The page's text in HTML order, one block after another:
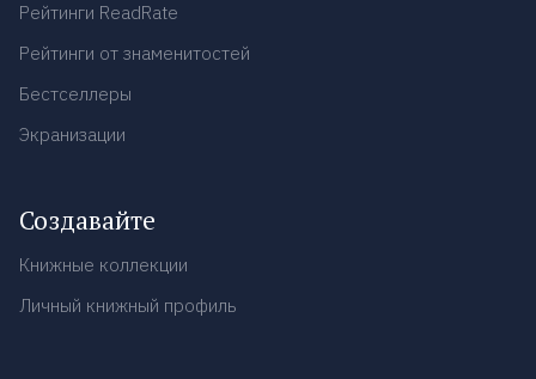
Рейтинги ReadRate
Рейтинги от знаменитостей
Бестселлеры
Экранизации
Создавайте
Книжные коллекции
Личный книжный профиль